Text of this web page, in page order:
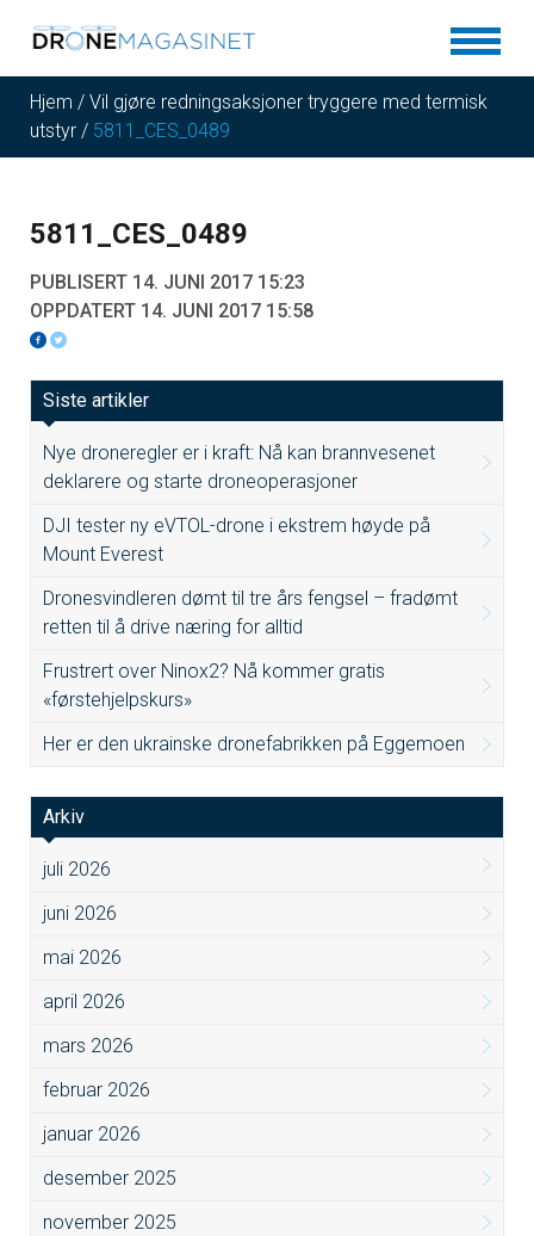
Hjem / Vil gjøre redningsaksjoner tryggere med termisk
utstyr / 5811_CES_0489
5811_CES_0489
PUBLISERT 14. JUNI 2017 15:23
OPPDATERT 14. JUNI 2017 15:58
Siste artikler
Nye droneregler er i kraft: Nå kan brannvesenet
deklarere og starte droneoperasjoner
DJI tester ny eVTOL-drone i ekstrem høyde på
Mount Everest
Dronesvindleren dømt til tre års fengsel – fradømt
retten til å drive næring for alltid
Frustrert over Ninox2? Nå kommer gratis
«førstehjelpskurs»
Her er den ukrainske dronefabrikken på Eggemoen
Arkiv
juli 2026
juni 2026
mai 2026
april 2026
mars 2026
februar 2026
januar 2026
desember 2025
november 2025